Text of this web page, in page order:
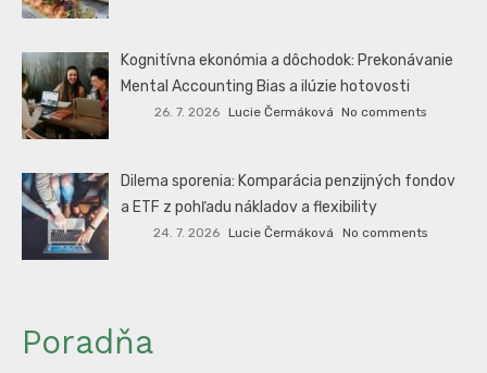
Kognitívna ekonómia a dôchodok: Prekonávanie
Mental Accounting Bias a ilúzie hotovosti
26. 7. 2026 Lucie Čermáková No comments
Dilema sporenia: Komparácia penzijných fondov
a ETF z pohľadu nákladov a flexibility
24. 7. 2026 Lucie Čermáková No comments
Poradňa